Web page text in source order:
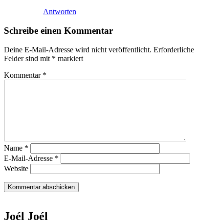
Antworten
Schreibe einen Kommentar
Deine E-Mail-Adresse wird nicht veröffentlicht. Erforderliche
Felder sind mit * markiert
Kommentar *
Name *
E-Mail-Adresse *
Website
Joél Joél